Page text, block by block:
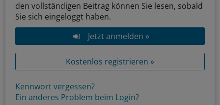
den vollständigen Beitrag können Sie lesen, sobald
Sie sich eingeloggt haben.
Jetzt anmelden »
Kostenlos registrieren »
Kennwort vergessen?
Ein anderes Problem beim Login?